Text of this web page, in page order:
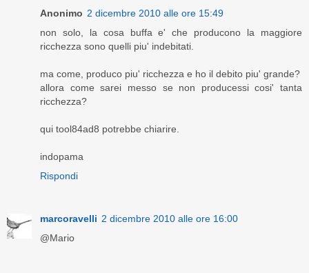
Anonimo 2 dicembre 2010 alle ore 15:49
non solo, la cosa buffa e' che producono la maggiore
ricchezza sono quelli piu' indebitati.
ma come, produco piu' ricchezza e ho il debito piu' grande?
allora come sarei messo se non producessi cosi' tanta
ricchezza?
qui tool84ad8 potrebbe chiarire.
indopama
Rispondi
marcoravelli 2 dicembre 2010 alle ore 16:00
@Mario